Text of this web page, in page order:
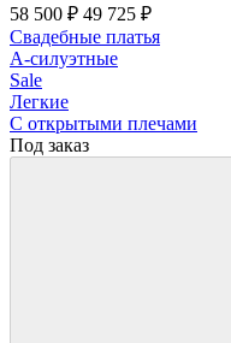
58 500 ₽ 49 725 ₽
Свадебные платья
А-силуэтные
Sale
Легкие
С открытыми плечами
Под заказ